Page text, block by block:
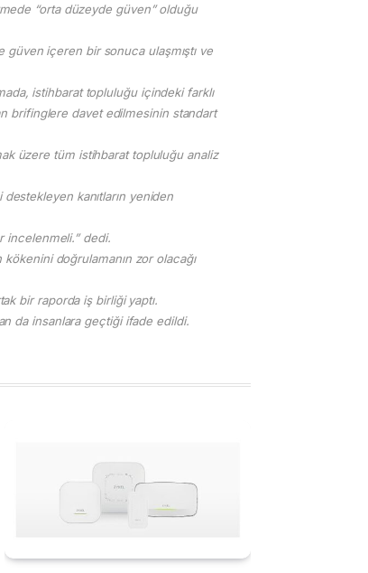
“orta düzeyde güven” olduğu
güven içeren bir sonuca ulaşmıştı ve
istihbarat topluluğu içindeki farklı
brifinglere davet edilmesinin standart
üzere tüm istihbarat topluluğu analiz
kanıtların yeniden
incelenmeli.” dedi.
doğrulamanın zor olacağı
bir raporda iş birliği yaptı.
da insanlara geçtiği ifade edildi.